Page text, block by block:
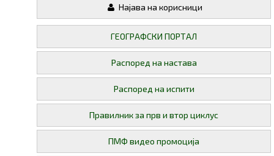
Најава на корисници
ГЕОГРАФСКИ ПОРТАЛ
Распоред на настава
Распоред на испити
Правилник за прв и втор циклус
ПМФ видео промоција